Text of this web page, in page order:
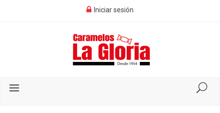
Iniciar sesión